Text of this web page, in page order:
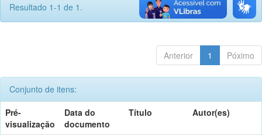
Resultado 1-1 de 1.
Anterior 1 Póximo
Conjunto de itens:
Pré-
visualização
Data do
documento
Título Autor(es)